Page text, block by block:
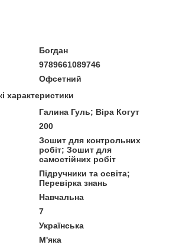
Богдан
9789661089746
Офсетний
характеристики
Галина Гуль; Віра Когут
200
Зошит для контрольних
робіт; Зошит для
самостійних робіт
Підручники та освіта;
Перевірка знань
Навчальна
7
Українська
М'яка